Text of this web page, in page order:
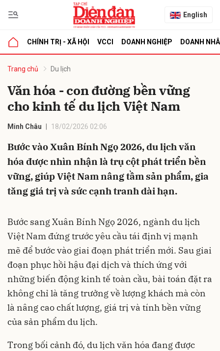
English
CHÍNH TRỊ - XÃ HỘI VCCI DOANH NGHIỆP DOANH
Trang chủ Du lịch
Văn hóa - con đường bền vững
cho kinh tế du lịch Việt Nam
Minh Châu 18/02/2026 02:06
Bước vào Xuân Bính Ngọ 2026, du lịch văn
hóa được nhìn nhận là trụ cột phát triển bền
vững, giúp Việt Nam nâng tầm sản phẩm, gia
tăng giá trị và sức cạnh tranh dài hạn.
Bước sang Xuân Bính Ngọ 2026, ngành du lịch
Việt Nam đứng trước yêu cầu tái định vị mạnh
mẽ để bước vào giai đoạn phát triển mới. Sau giai
đoạn phục hồi hậu đại dịch và thích ứng với
những biến động kinh tế toàn cầu, bài toán đặt ra
không chỉ là tăng trưởng về lượng khách mà còn
là nâng cao chất lượng, giá trị và tính bền vững
của sản phẩm du lịch.
Trong bối cảnh đó, du lịch văn hóa đang được
luận
Hủy